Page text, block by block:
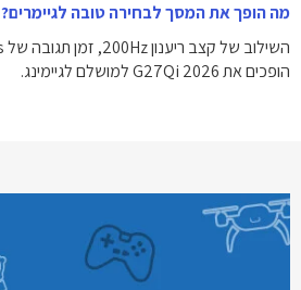
מה הופך את המסך לבחירה טובה לגיימרים?
הופכים את G27Qi 2026 למושלם לגיימינג.